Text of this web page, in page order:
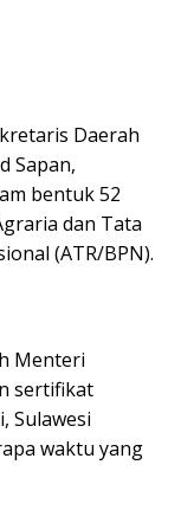
Daerah
Sapan,
bentuk 52
dan Tata
(ATR/BPN).
Menteri
sertifikat
Sulawesi
waktu yang